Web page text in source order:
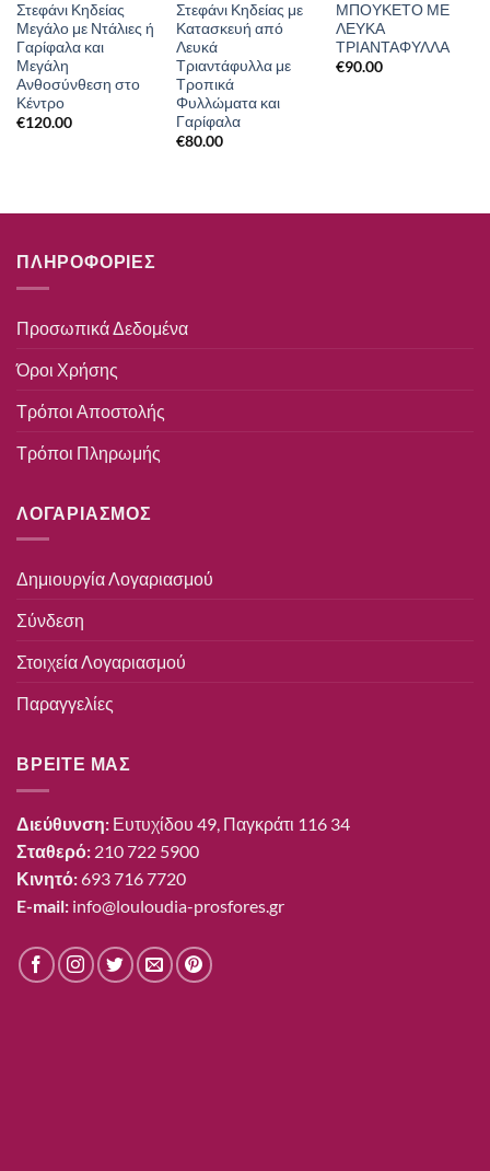
Στεφάνι Κηδείας
Μεγάλο με Ντάλιες ή
Γαρίφαλα και
Μεγάλη
Ανθοσύνθεση στο
Κέντρο
€120.00
Στεφάνι Κηδείας με
Κατασκευή από
Λευκά
Τριαντάφυλλα με
Τροπικά
Φυλλώματα και
Γαρίφαλα
€80.00
ΜΠΟΥΚΕΤΟ ΜΕ
ΛΕΥΚΑ
ΤΡΙΑΝΤΑΦΥΛΛΑ
€90.00
ΠΛΗΡΟΦΟΡΙΕΣ
Προσωπικά Δεδομένα
Όροι Χρήσης
Τρόποι Αποστολής
Τρόποι Πληρωμής
ΛΟΓΑΡΙΑΣΜΟΣ
Δημιουργία Λογαριασμού
Σύνδεση
Στοιχεία Λογαριασμού
Παραγγελίες
ΒΡΕΙΤΕ ΜΑΣ
Διεύθυνση: Ευτυχίδου 49, Παγκράτι 116 34
Σταθερό: 210 722 5900
Κινητό:693 716 7720
E-mail: info@louloudia-prosfores.gr